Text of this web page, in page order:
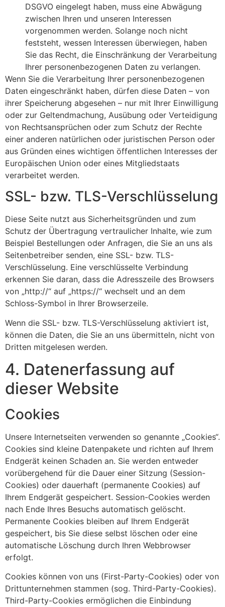
DSGVO eingelegt haben, muss eine Abwägung
zwischen Ihren und unseren Interessen
vorgenommen werden. Solange noch nicht
feststeht, wessen Interessen überwiegen, haben
Sie das Recht, die Einschränkung der Verarbeitung
Ihrer personenbezogenen Daten zu verlangen.
Wenn Sie die Verarbeitung Ihrer personenbezogenen
Daten eingeschränkt haben, dürfen diese Daten – von
ihrer Speicherung abgesehen – nur mit Ihrer Einwilligung
oder zur Geltendmachung, Ausübung oder Verteidigung
von Rechtsansprüchen oder zum Schutz der Rechte
einer anderen natürlichen oder juristischen Person oder
aus Gründen eines wichtigen öffentlichen Interesses der
Europäischen Union oder eines Mitgliedstaats
verarbeitet werden.
SSL- bzw. TLS-Verschlüsselung
Diese Seite nutzt aus Sicherheitsgründen und zum
Schutz der Übertragung vertraulicher Inhalte, wie zum
Beispiel Bestellungen oder Anfragen, die Sie an uns als
Seitenbetreiber senden, eine SSL- bzw. TLS-
Verschlüsselung. Eine verschlüsselte Verbindung
erkennen Sie daran, dass die Adresszeile des Browsers
von „http://“ auf „https://“ wechselt und an dem
Schloss-Symbol in Ihrer Browserzeile.
Wenn die SSL- bzw. TLS-Verschlüsselung aktiviert ist,
können die Daten, die Sie an uns übermitteln, nicht von
Dritten mitgelesen werden.
4. Datenerfassung auf
dieser Website
Cookies
Unsere Internetseiten verwenden so genannte „Cookies“.
Cookies sind kleine Datenpakete und richten auf Ihrem
Endgerät keinen Schaden an. Sie werden entweder
vorübergehend für die Dauer einer Sitzung (Session-
Cookies) oder dauerhaft (permanente Cookies) auf
Ihrem Endgerät gespeichert. Session-Cookies werden
nach Ende Ihres Besuchs automatisch gelöscht.
Permanente Cookies bleiben auf Ihrem Endgerät
gespeichert, bis Sie diese selbst löschen oder eine
automatische Löschung durch Ihren Webbrowser
erfolgt.
Cookies können von uns (First-Party-Cookies) oder von
Drittunternehmen stammen (sog. Third-Party-Cookies).
Third-Party-Cookies ermöglichen die Einbindung